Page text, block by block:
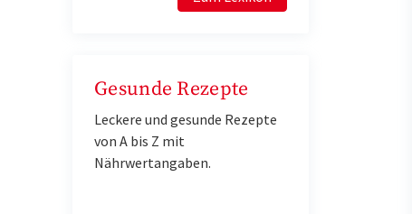
Gesunde Rezepte
Leckere und gesunde Rezepte
von A bis Z mit
Nährwertangaben.